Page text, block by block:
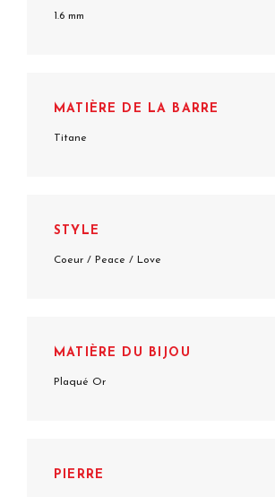
1.6 mm
MATIÈRE DE LA BARRE
Titane
STYLE
Coeur / Peace / Love
MATIÈRE DU BIJOU
Plaqué Or
PIERRE